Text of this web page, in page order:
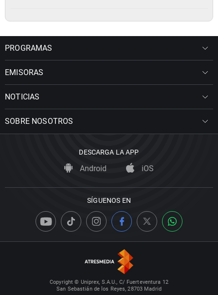
PROGRAMAS
EMISORAS
NOTICIAS
SOBRE NOSOTROS
DESCARGA LA APP
Android iOS
SÍGUENOS EN
Copyright © Uniprex, S.A.U., C/ Fuerteventura 12
San Sebastián de los Reyes, 28703 Madrid